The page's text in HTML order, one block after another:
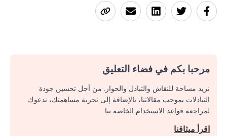
مرحبا بكم في فضاء التعليق
نريد مساحة للنقاش والتبادل والحوار. من أجل تحسين جودة
التبادلات بموجب مقالاتنا، بالإضافة إلى تجربة مساهمتك، ندعوك
لمراجعة قواعد الاستخدام الخاصة بنا.
اقرأ ميثاقنا